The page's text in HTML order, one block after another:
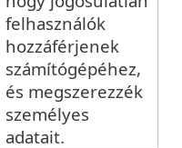
felhasználók
hozzáférjenek
számítógépéhez,
és megszerezzék
személyes
adatait.